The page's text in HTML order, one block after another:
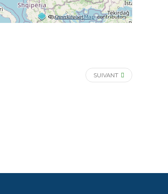
© OpenStreetMap contributors
SUIVANT